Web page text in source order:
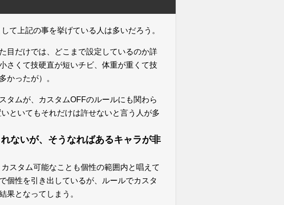
て上記の事を挙げている人は多いだろう。
目だけでは、どこまで設定しているのか詳
さくて技硬直が短いチビ、体重が重くて技
かったが）。
タムが、カスタムOFFのルールにも関わら
といてもそれだけは許せないと言う人が多
ないが、そうなればあるキャラが非
スタム可能なことも個性の範囲内と唱えて
個性を引き出しているが、ルールでカスタ
果となってしまう。